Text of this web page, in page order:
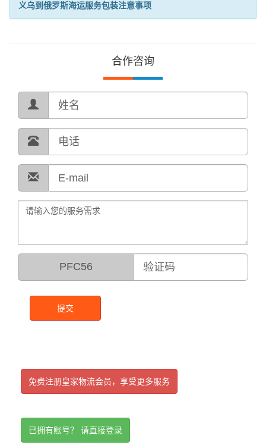
义乌到俄罗斯海运服务包装注意事项
合作咨询
PFC56
提交
免费注册皇家物流会员，享受更多服务
已拥有账号？ 请直接登录